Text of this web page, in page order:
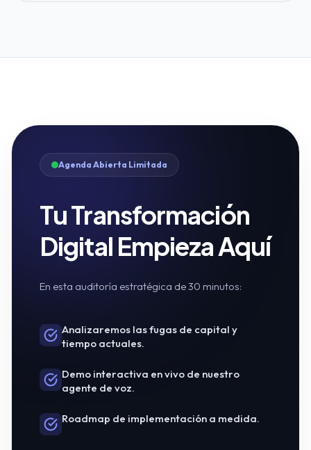
Agenda Abierta Limitada
Tu Transformación
Digital Empieza Aquí
En esta auditoría estratégica de 30 minutos:
Analizaremos las fugas de capital y
tiempo actuales.
Demo interactiva en vivo de nuestro
agente de voz.
Roadmap de implementación a medida.